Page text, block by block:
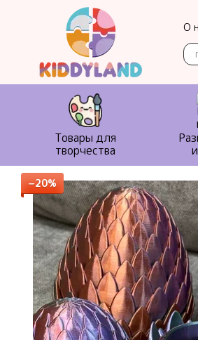
Перейти к основному контенту
О
Товары для
творчества
−20%